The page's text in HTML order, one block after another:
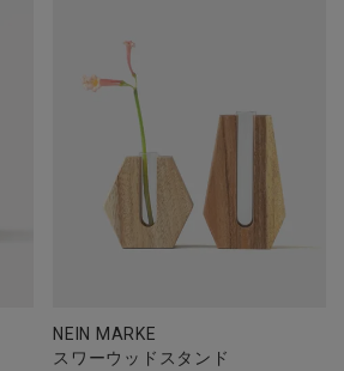
NEIN MARKE
スワーウッドスタンド